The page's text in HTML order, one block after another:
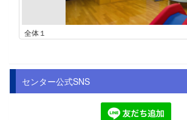
全体１
センター公式SNS